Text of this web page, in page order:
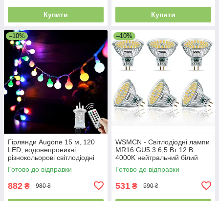
Купити Купити
–10%
Гірлянди Augone 15 м, 120
LED, водонепроникні
різнокольорові світлодіодні
гірлянди для вулиці та дому,
від мережі
Готово до відправки
882 ₴ 980 ₴
–10%
WSMCN - Світлодіодні лампи
MR16 GU5.3 6,5 Вт 12 В
4000K нейтральний білий
700 лм 120°, 6 шт.
Готово до відправки
531 ₴ 590 ₴